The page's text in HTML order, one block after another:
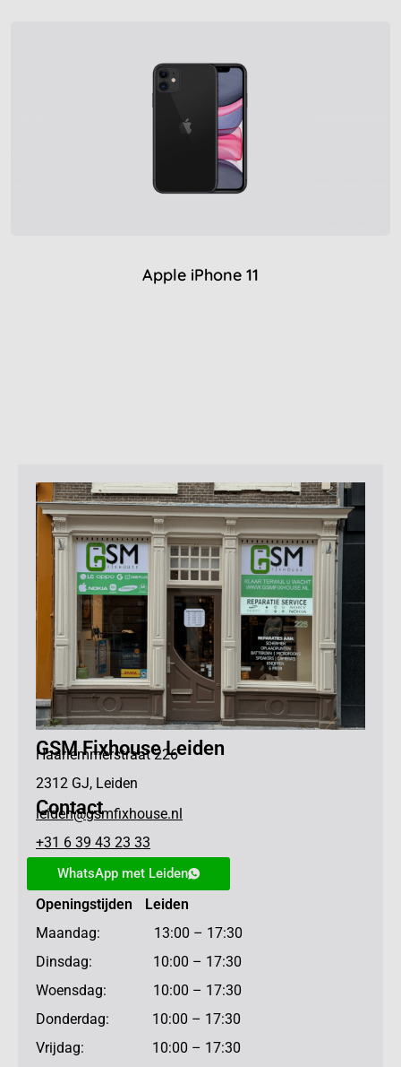
Apple iPhone 11
GSM Fixhouse Leiden
Haarlemmerstraat 226
2312 GJ, Leiden
Contact
leiden@gsmfixhouse.nl
+31 6 39 43 23 33
WhatsApp met Leiden
Openingstijden Leiden
Maandag: 13:00 – 17:30
Dinsdag: 10:00 – 17:30
Woensdag: 10:00 – 17:30
Donderdag: 10:00 – 17:30
Vrijdag: 10:00 – 17:30